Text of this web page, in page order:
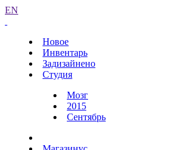
EN
Новое
Инвентарь
Задизайнено
Студия
Мозг
2015
Сентябрь